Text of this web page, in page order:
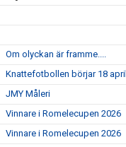
Om olyckan är framme....
Knattefotbollen börjar 18 april
JMY Måleri
Vinnare i Romelecupen 2026
Vinnare i Romelecupen 2026